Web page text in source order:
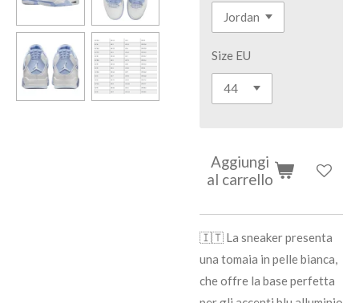
Size EU
Aggiungi
al carrello
🇮🇹 La sneaker presenta
una tomaia in pelle bianca,
che offre la base perfetta